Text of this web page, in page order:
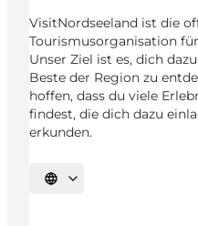
VisitNordseeland ist die
Tourismusorganisation
Unser Ziel ist es, dich
Beste der Region zu
hoffen, dass du viele
findest, die dich dazu
erkunden.
Sprache auswählen